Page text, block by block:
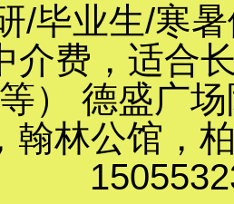
/毕业生/寒
介费，适合
） 德盛广
翰林公馆，